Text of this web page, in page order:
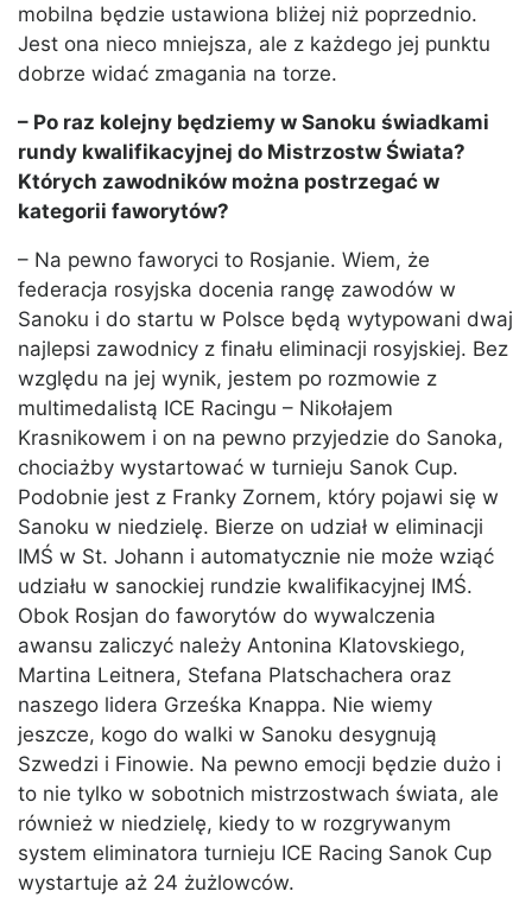
mobilna będzie ustawiona bliżej niż poprzednio.
Jest ona nieco mniejsza, ale z każdego jej punktu
dobrze widać zmagania na torze.
– Po raz kolejny będziemy w Sanoku świadkami
rundy kwalifikacyjnej do Mistrzostw Świata?
Których zawodników można postrzegać w
kategorii faworytów?
– Na pewno faworyci to Rosjanie. Wiem, że
federacja rosyjska docenia rangę zawodów w
Sanoku i do startu w Polsce będą wytypowani dwaj
najlepsi zawodnicy z finału eliminacji rosyjskiej. Bez
względu na jej wynik, jestem po rozmowie z
multimedalistą ICE Racingu – Nikołajem
Krasnikowem i on na pewno przyjedzie do Sanoka,
chociażby wystartować w turnieju Sanok Cup.
Podobnie jest z Franky Zornem, który pojawi się w
Sanoku w niedzielę. Bierze on udział w eliminacji
IMŚ w St. Johann i automatycznie nie może wziąć
udziału w sanockiej rundzie kwalifikacyjnej IMŚ.
Obok Rosjan do faworytów do wywalczenia
awansu zaliczyć należy Antonina Klatovskiego,
Martina Leitnera, Stefana Platschachera oraz
naszego lidera Grześka Knappa. Nie wiemy
jeszcze, kogo do walki w Sanoku desygnują
Szwedzi i Finowie. Na pewno emocji będzie dużo i
to nie tylko w sobotnich mistrzostwach świata, ale
również w niedzielę, kiedy to w rozgrywanym
system eliminatora turnieju ICE Racing Sanok Cup
wystartuje aż 24 żużlowców.